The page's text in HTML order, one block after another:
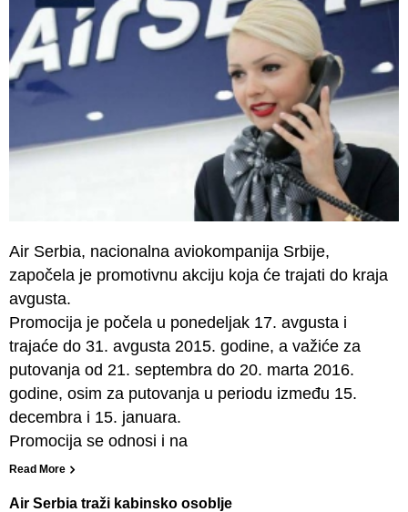
Air Serbia, nacionalna aviokompanija Srbije,
započela je promotivnu akciju koja će trajati do kraja
avgusta.
Promocija je počela u ponedeljak 17. avgusta i
trajaće do 31. avgusta 2015. godine, a važiće za
putovanja od 21. septembra do 20. marta 2016.
godine, osim za putovanja u periodu između 15.
decembra i 15. januara.
Promocija se odnosi i na
Read More
Air Serbia traži kabinsko osoblje